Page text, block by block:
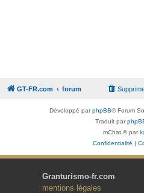
GT-FR.com forum
Développé parphpBB® Forum
Traduit par
mChat © par
Confidentialité |
Granturismo-fr.com
mentions légales